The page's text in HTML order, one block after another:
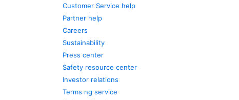
Customer Service help
Partner help
Careers
Sustainability
Press center
Safety resource center
Investor relations
Terms ng service